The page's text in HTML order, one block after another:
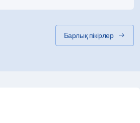
Барлық пікірлер